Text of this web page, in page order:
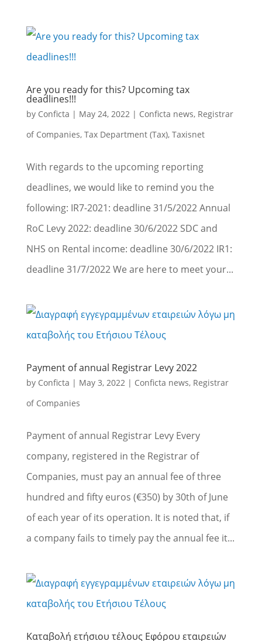
Are you ready for this? Upcoming tax
deadlines!!!
by Conficta | May 24, 2022| Conficta news, Registrar
of Companies, Tax Department (Tax), Taxisnet
With regards to the upcoming reporting
deadlines, we would like to remind you the
following: IR7-2021: deadline 31/5/2022 Annual
RoC Levy 2022: deadline 30/6/2022 SDC and
NHS on Rental income: deadline 30/6/2022 IR1:
deadline 31/7/2022 We are here to meet your...
Payment of annual Registrar Levy 2022
by Conficta | May 3, 2022| Conficta news, Registrar
of Companies
Payment of annual Registrar Levy Every
company, registered in the Registrar of
Companies, must pay an annual fee of three
hundred and fifty euros (€350) by 30th of June
of each year of its operation. It is noted that, if
a company fails to timely pay the annual fee it...
Καταβολή ετήσιου τέλους Εφόρου εταιρειών